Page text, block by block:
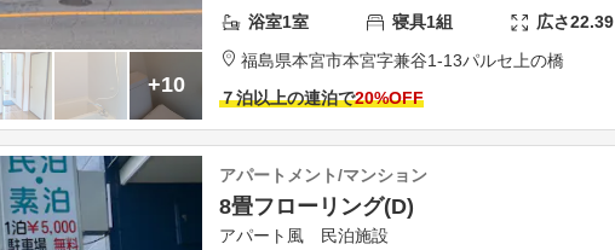
+10
浴室1室 寝具1組 広さ22.39
福島県本宮市本宮字兼谷1-13パルセ上の橋
７泊以上の連泊で20%OFF
アパートメント/マンション
8畳フローリング(D)
アパート風 民泊施設